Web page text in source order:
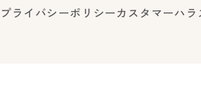
プライバシーポリシーカスタマーハ